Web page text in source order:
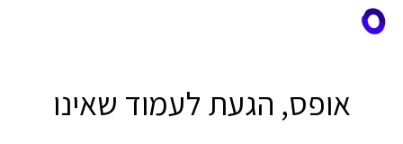
אופס, הגעת לעמוד שאינו